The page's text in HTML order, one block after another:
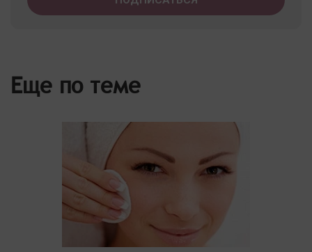
Еще по теме